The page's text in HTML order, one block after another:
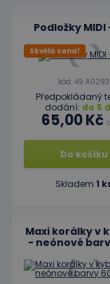
Podložky MIDI
Skvělá cena!
kód: 49 A0293
Předpokládaný
dodání: do 5
65,00 Kč
Do košíku
Skladem 1
Maxi korálky v
- neónové